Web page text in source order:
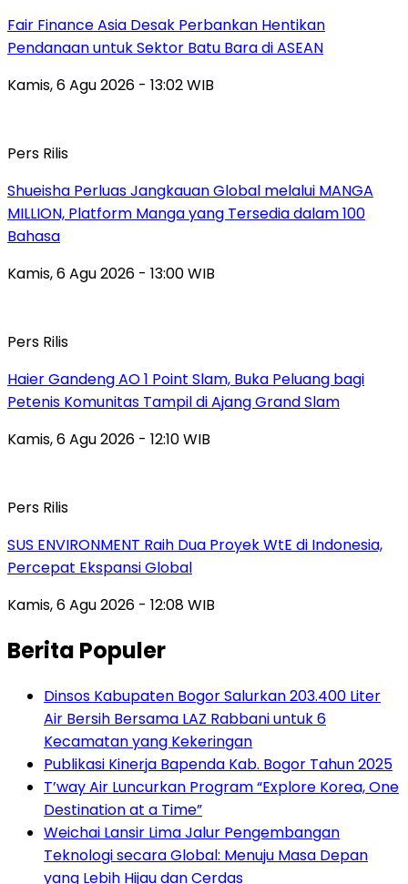
Fair Finance Asia Desak Perbankan Hentikan
Pendanaan untuk Sektor Batu Bara di ASEAN
Kamis, 6 Agu 2026 - 13:02 WIB
Pers Rilis
Shueisha Perluas Jangkauan Global melalui MANGA
MILLION, Platform Manga yang Tersedia dalam 100
Bahasa
Kamis, 6 Agu 2026 - 13:00 WIB
Pers Rilis
Haier Gandeng AO 1 Point Slam, Buka Peluang bagi
Petenis Komunitas Tampil di Ajang Grand Slam
Kamis, 6 Agu 2026 - 12:10 WIB
Pers Rilis
SUS ENVIRONMENT Raih Dua Proyek WtE di Indonesia,
Percepat Ekspansi Global
Kamis, 6 Agu 2026 - 12:08 WIB
Berita Populer
Dinsos Kabupaten Bogor Salurkan 203.400 Liter
Air Bersih Bersama LAZ Rabbani untuk 6
Kecamatan yang Kekeringan
Publikasi Kinerja Bapenda Kab. Bogor Tahun 2025
T’way Air Luncurkan Program “Explore Korea, One
Destination at a Time”
Weichai Lansir Lima Jalur Pengembangan
Teknologi secara Global: Menuju Masa Depan
yang Lebih Hijau dan Cerdas